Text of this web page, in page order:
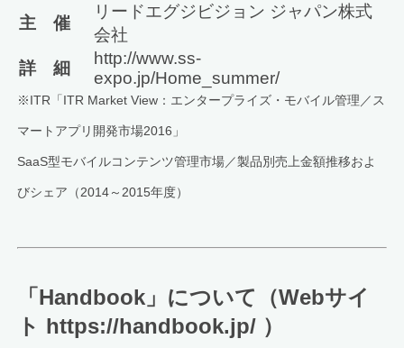
主 催
リードエグジビジョン ジャパン株式
会社
詳 細
http://www.ss-
expo.jp/Home_summer/
※ITR「ITR Market View：エンタープライズ・モバイル管理／ス
マートアプリ開発市場2016」
SaaS型モバイルコンテンツ管理市場／製品別売上金額推移およ
びシェア（2014～2015年度）
「Handbook」について（Webサイ
ト https://handbook.jp/ ）